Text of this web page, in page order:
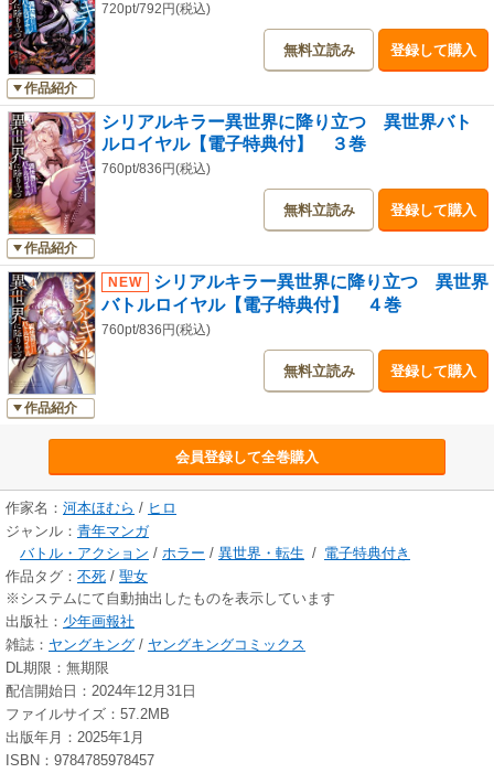
作品紹介
720pt/792円(税込)
無料立読み 登録して購入
作品紹介
シリアルキラー異世界に降り立つ 異世界バト
ルロイヤル【電子特典付】 ３巻
760pt/836円(税込)
無料立読み 登録して購入
作品紹介
シリアルキラー異世界に降り立つ 異世界
バトルロイヤル【電子特典付】 ４巻
760pt/836円(税込)
無料立読み 登録して購入
会員登録して全巻購入
作家名： 河本ほむら / ヒロ
ジャンル： 青年マンガ
バトル・アクション / ホラー / 異世界・転生 / 電子特典付き
作品タグ： 不死 / 聖女
※システムにて自動抽出したものを表示しています
出版社： 少年画報社
雑誌： ヤングキング / ヤングキングコミックス
DL期限：無期限
配信開始日：2024年12月31日
ファイルサイズ：57.2MB
出版年月：2025年1月
ISBN：9784785978457